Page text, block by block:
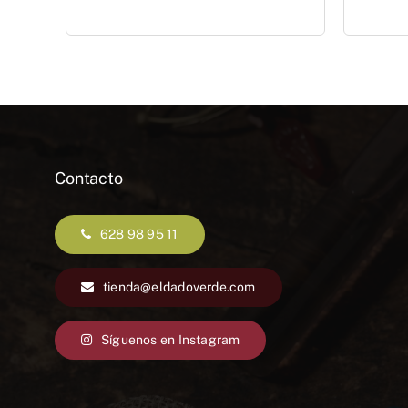
Contacto
628 98 95 11
tienda@eldadoverde.com
Síguenos en Instagram